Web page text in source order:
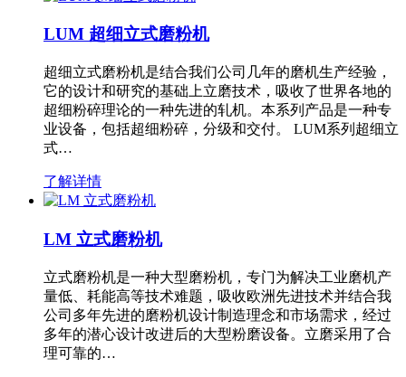
LUM 超细立式磨粉机
超细立式磨粉机是结合我们公司几年的磨机生产经验，
它的设计和研究的基础上立磨技术，吸收了世界各地的
超细粉碎理论的一种先进的轧机。本系列产品是一种专
业设备，包括超细粉碎，分级和交付。 LUM系列超细立
式…
了解详情
LM 立式磨粉机
立式磨粉机是一种大型磨粉机，专门为解决工业磨机产
量低、耗能高等技术难题，吸收欧洲先进技术并结合我
公司多年先进的磨粉机设计制造理念和市场需求，经过
多年的潜心设计改进后的大型粉磨设备。立磨采用了合
理可靠的…